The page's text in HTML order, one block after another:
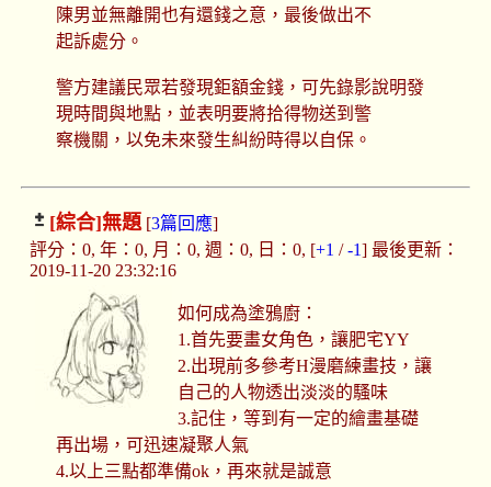
陳男並無離開也有還錢之意，最後做出不
起訴處分。
警方建議民眾若發現鉅額金錢，可先錄影說明發
現時間與地點，並表明要將拾得物送到警
察機關，以免未來發生糾紛時得以自保。
[綜合]無題[3篇回應]
評分：0, 年：0, 月：0, 週：0, 日：0, [+1 /-1] 最後更新：
2019-11-20 23:32:16
如何成為塗鴉廚：
1.首先要畫女角色，讓肥宅YY
2.出現前多參考H漫磨練畫技，讓
自己的人物透出淡淡的騷味
3.記住，等到有一定的繪畫基礎
再出場，可迅速凝聚人氣
4.以上三點都準備ok，再來就是誠意